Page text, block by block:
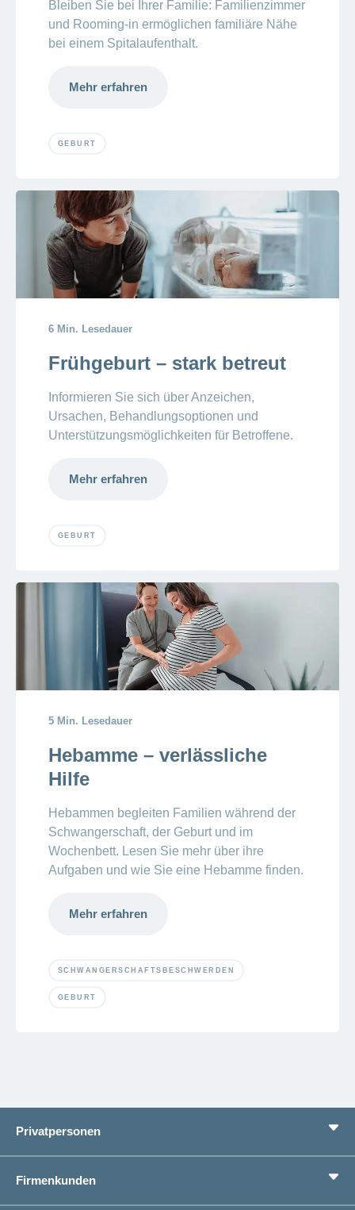
Bleiben Sie bei Ihrer Familie: Familienzimmer
und Rooming-in ermöglichen familiäre Nähe
bei einem Spitalaufenthalt.
Mehr erfahren
GEBURT
6 Min. Lesedauer
Frühgeburt – stark betreut
Informieren Sie sich über Anzeichen,
Ursachen, Behandlungsoptionen und
Unterstützungsmöglichkeiten für Betroffene.
Mehr erfahren
GEBURT
5 Min. Lesedauer
Hebamme – verlässliche
Hilfe
Hebammen begleiten Familien während der
Schwangerschaft, der Geburt und im
Wochenbett. Lesen Sie mehr über ihre
Aufgaben und wie Sie eine Hebamme finden.
Mehr erfahren
SCHWANGERSCHAFTSBESCHWERDEN
GEBURT
Privatpersonen
Lebenssituationen
Firmenkunden